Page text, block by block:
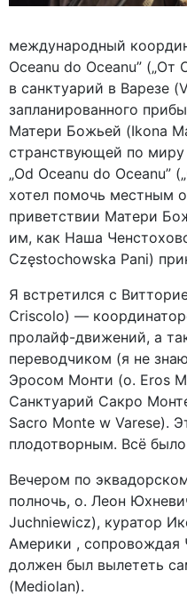
международный
Oceanu do Oceanu”
в санктуарий в Варезе
запланированного
Матери Божьей (Ikona
странствующей по
„Od Oceanu do Oceanu”
хотел помочь местным
приветствии Матери
им, как Наша
Częstochowska Pani)
Я встретился с
Criscolo) —
пролайф-движений, а
переводчиком (я не
Эросом Монти (o. Eros
Санктуарий Сакро
Sacro Monte w Varese).
плодотворным. Всё
Вечером по
полночь, о. Леон
Juchniewicz), куратор
Америки , сопровождая
должен был вылететь
(Mediolan).